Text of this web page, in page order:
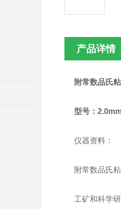
产品详情
附常数品氏
型号：
仪器资料：
附常数品氏
工矿和科学